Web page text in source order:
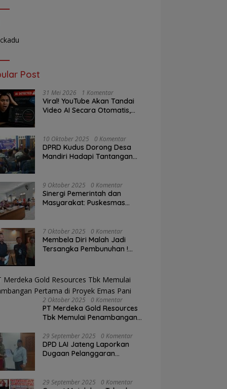
Post
31 Mei 2026 1 Komentar
Viral! YouTube Akan Tandai
Video AI Secara Otomatis,
10 Oktober 2025 0 Komentar
DPRD Kudus Dorong Desa
Mandiri Hadapi Tantangan
9 Oktober 2025 0 Komentar
Sinergi Pemerintah dan
Masyarakat: Puskesmas
Kesehatan Masyarakat
7 Oktober 2025 0 Komentar
Membela Diri Malah Jadi
Tersangka Pembunuhan !
ke Bawah, Tumpul ke Atas!”
2 Oktober 2025 0 Komentar
PT Merdeka Gold Resources
Tbk Memulai Penambangan
29 September 2025 0 Komentar
DPD LAI Jateng Laporkan
Dugaan Pelanggaran
29 September 2025 0 Komentar